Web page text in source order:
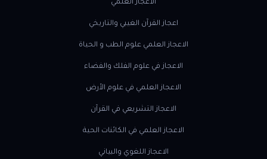
الاعجاز العلمي
اعجاز القرآن الغيبي والتاريخي
الاعجاز العلمي علوم الطب و الحياة
الاعجاز في علوم الفلك والفضاء
الاعجاز العلمي في علوم الأرض
الاعجاز التشريعي في القرآن
الاعجاز العلمي في الكائنات الحية
الاعجاز اللغوي والبياني